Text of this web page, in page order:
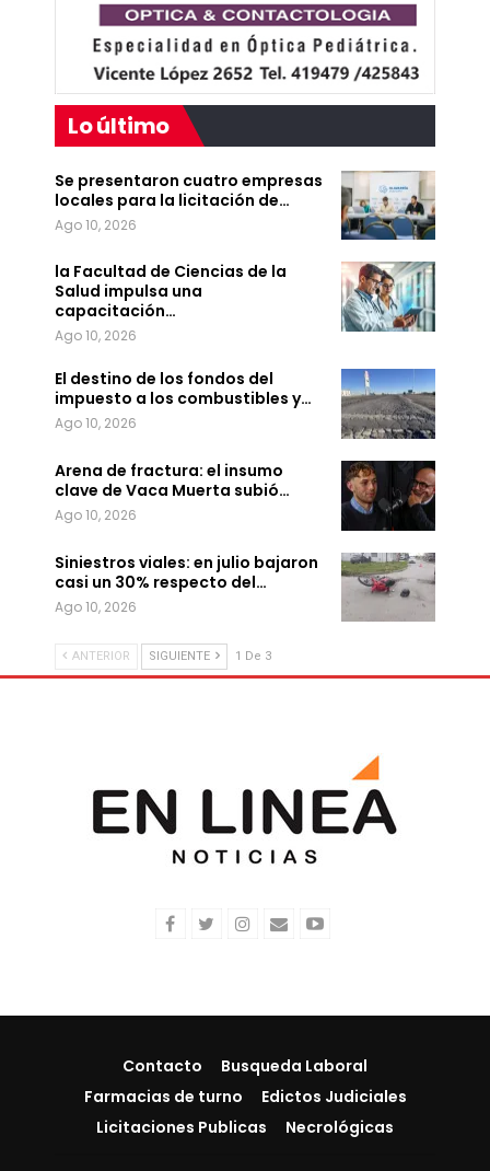
Lo último
Se presentaron cuatro empresas
locales para la licitación de…
Ago 10, 2026
la Facultad de Ciencias de la
Salud impulsa una
capacitación…
Ago 10, 2026
El destino de los fondos del
impuesto a los combustibles y…
Ago 10, 2026
Arena de fractura: el insumo
clave de Vaca Muerta subió…
Ago 10, 2026
Siniestros viales: en julio bajaron
casi un 30% respecto del…
Ago 10, 2026
ANTERIOR SIGUIENTE 1 De 3
Contacto
Busqueda Laboral
Farmacias de turno
Edictos Judiciales
Licitaciones Publicas
Necrológicas